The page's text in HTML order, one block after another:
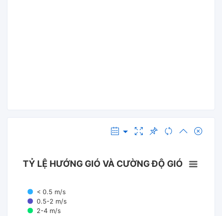
TỶ LỆ HƯỚNG GIÓ VÀ CƯỜNG ĐỘ GIÓ
< 0.5 m/s
0.5-2 m/s
2-4 m/s